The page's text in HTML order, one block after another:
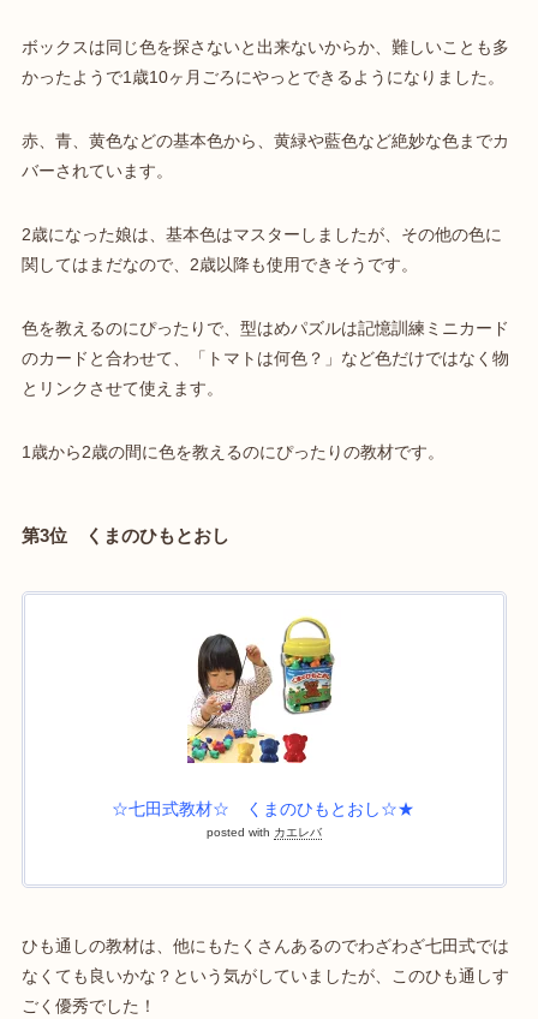
ボックスは同じ色を探さないと出来ないからか、難しいことも多
かったようで1歳10ヶ月ごろにやっとできるようになりました。
赤、青、黄色などの基本色から、黄緑や藍色など絶妙な色までカ
バーされています。
2歳になった娘は、基本色はマスターしましたが、その他の色に
関してはまだなので、2歳以降も使用できそうです。
色を教えるのにぴったりで、型はめパズルは記憶訓練ミニカード
のカードと合わせて、「トマトは何色？」など色だけではなく物
とリンクさせて使えます。
1歳から2歳の間に色を教えるのにぴったりの教材です。
第3位 くまのひもとおし
☆七田式教材☆ くまのひもとおし☆★
posted with カエレバ
ひも通しの教材は、他にもたくさんあるのでわざわざ七田式では
なくても良いかな？という気がしていましたが、このひも通しす
ごく優秀でした！